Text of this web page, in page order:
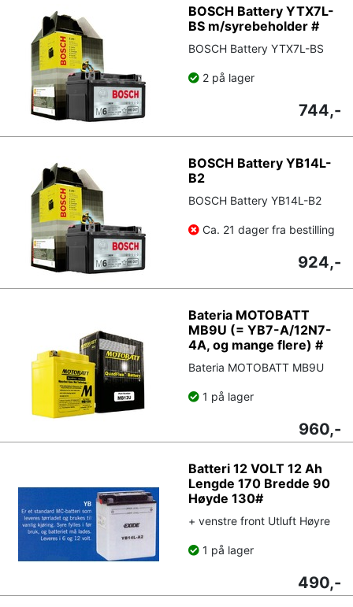
BOSCH Battery YTX7L-
BS m/syrebeholder #
BOSCH Battery YTX7L-BS
2 på lager
744,-
BOSCH Battery YB14L-
B2
BOSCH Battery YB14L-B2
Ca. 21 dager fra bestilling
924,-
Bateria MOTOBATT
MB9U (= YB7-A/12N7-
4A, og mange flere) #
Bateria MOTOBATT MB9U
1 på lager
960,-
Batteri 12 VOLT 12 Ah
Lengde 170 Bredde 90
Høyde 130#
+ venstre front Utluft Høyre
1 på lager
490,-